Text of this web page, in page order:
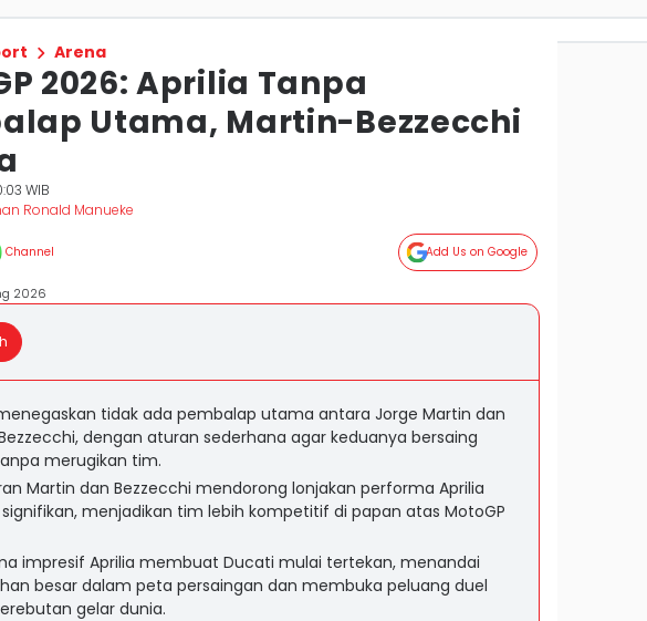
Arena
2026: Aprilia Tanpa
Utama, Martin-Bezzecchi
WIB
Ronald Manueke
Channel Add Us on Google
2026
tidak ada pembalap utama antara Jorge Martin dan
dengan aturan sederhana agar keduanya bersaing
merugikan tim.
Martin dan Bezzecchi mendorong lonjakan performa Aprilia
menjadikan tim lebih kompetitif di papan atas MotoGP
impresif Aprilia membuat Ducati mulai tertekan, menandai
besar dalam peta persaingan dan membuka peluang duel
gelar dunia.